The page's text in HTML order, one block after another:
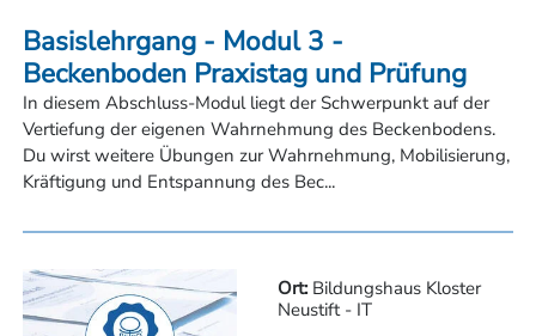
Basislehrgang - Modul 3 -
Beckenboden Praxistag und Prüfung
In diesem Abschluss-Modul liegt der Schwerpunkt auf der
Vertiefung der eigenen Wahrnehmung des Beckenbodens.
Du wirst weitere Übungen zur Wahrnehmung, Mobilisierung,
Kräftigung und Entspannung des Bec...
Ort: Bildungshaus Kloster
Neustift - IT